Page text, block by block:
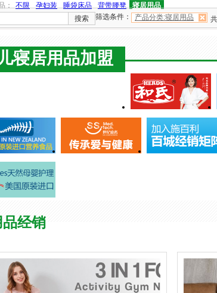
：
不限 孕妇装 睡袋床品 背带腰凳
寝居用品
搜索
筛选条件： 产品分类:寝居用品
寝居用品加盟
经销